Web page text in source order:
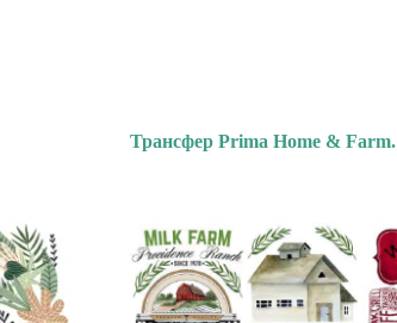
Трансфер Prima Home & Farm.